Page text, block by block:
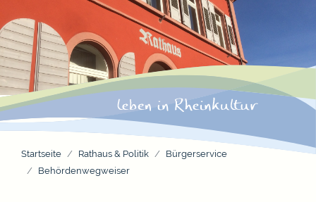
Startseite Rathaus & Politik
Bürgerservice
Behördenwegweiser